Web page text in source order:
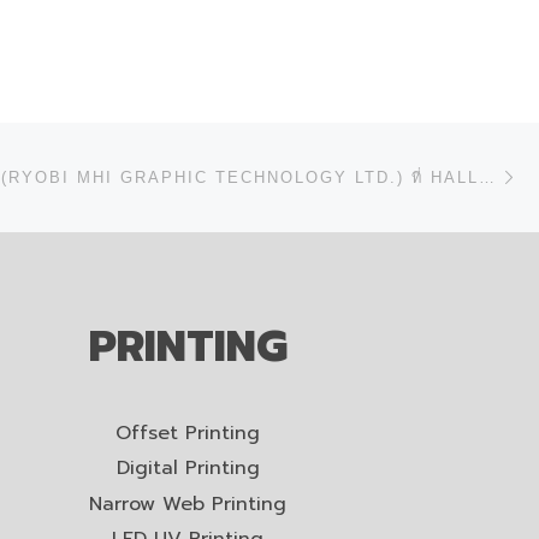
PRINTING
Offset Printing
Digital Printing
Narrow Web Printing